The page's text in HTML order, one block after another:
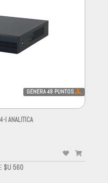
GENERA49 PUNTOS
I ANALITICA
$U 560